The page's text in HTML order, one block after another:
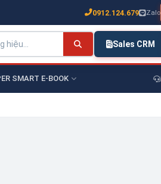
0912.124.679 Zalo
Sales CRM
SMART E-BOOK